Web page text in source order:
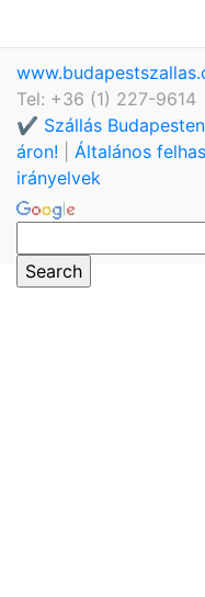
Tel: +36 (1) 227-9614
✔️ Szállás
áron!
Általános
irányelvek